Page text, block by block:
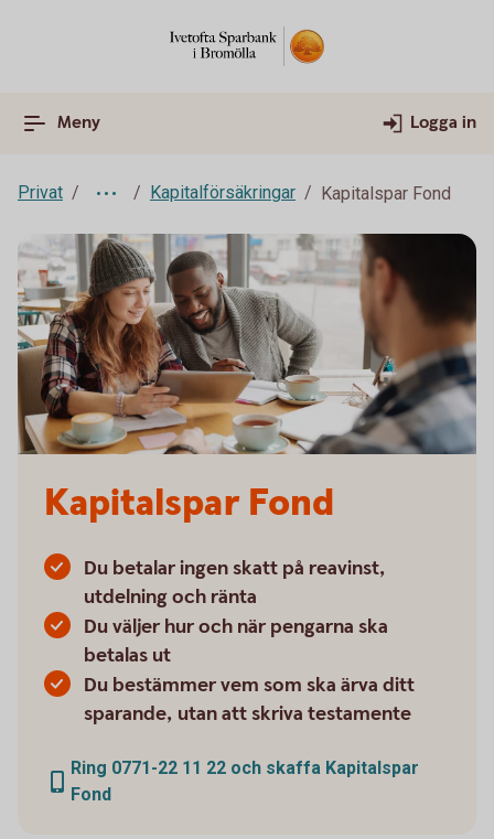
Meny Logga in
Privat Kapitalförsäkringar Kapitalspar Fond
Kapitalspar Fond
Du betalar ingen skatt på reavinst,
utdelning och ränta
Du väljer hur och när pengarna ska
betalas ut
Du bestämmer vem som ska ärva ditt
sparande, utan att skriva testamente
Ring 0771-22 11 22 och skaffa Kapitalspar
Fond